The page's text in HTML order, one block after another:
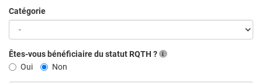
Catégorie
Êtes-vous bénéficiaire du statut RQTH ?
Oui
Non